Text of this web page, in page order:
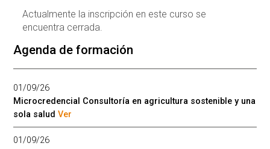
Actualmente la inscripción en este curso se
encuentra cerrada.
Agenda de formación
01/09/26
Microcredencial Consultoría en agricultura sostenible y una
sola saludVer
01/09/26